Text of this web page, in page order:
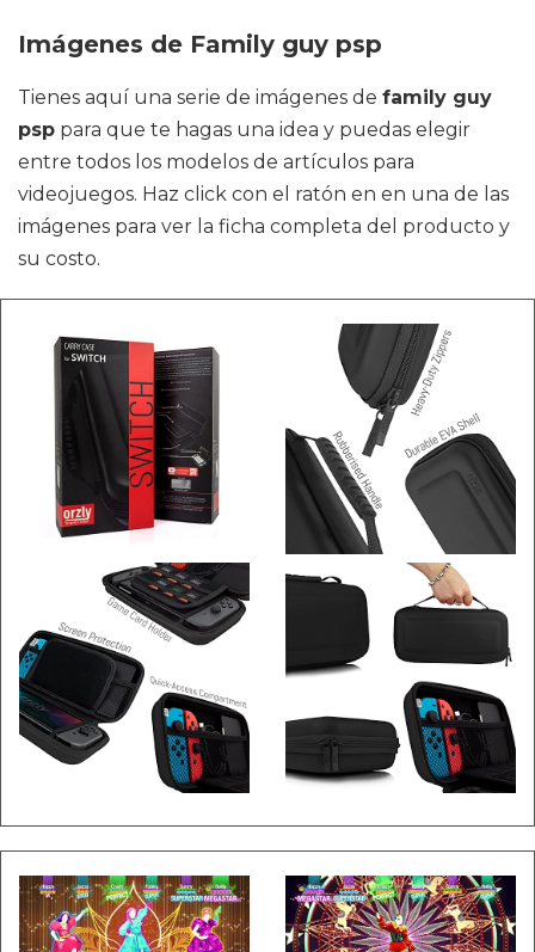
Imágenes de Family guy psp
Tienes aquí una serie de imágenes de family guy
psp para que te hagas una idea y puedas elegir
entre todos los modelos de artículos para
videojuegos. Haz click con el ratón en en una de las
imágenes para ver la ficha completa del producto y
su costo.